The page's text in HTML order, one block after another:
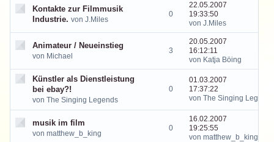
Kontakte zur Filmmusik
Industrie. von J.Miles
0
22.05.2007
19:33:50
von J.Miles
Animateur / Neueinstieg
von Michael
3
20.05.2007
16:12:11
von Katja Böing
Künstler als Dienstleistung
bei ebay?!
von The Singing Legends
0
01.03.2007
17:37:22
von The Singing Legends
musik im film
von matthew_b_king
0
16.02.2007
19:25:55
von matthew_b_king